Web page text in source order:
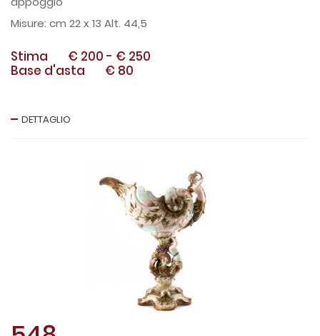
cm 22 x 13 Alt. 44,5
Stima € 200 - € 250
Base d'asta
€ 80
DETTAGLIO